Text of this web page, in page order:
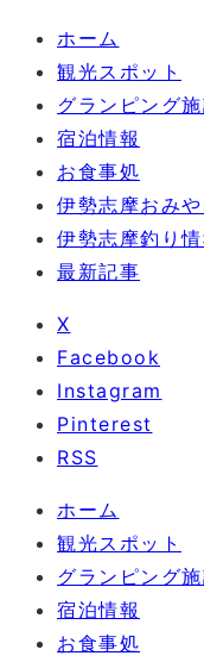
ホーム
観光スポット
グランピング
宿泊情報
お食事処
伊勢志摩おみ
伊勢志摩釣り情
最新記事
X
Facebook
Instagram
Pinterest
RSS
ホーム
観光スポット
グランピング
宿泊情報
お食事処